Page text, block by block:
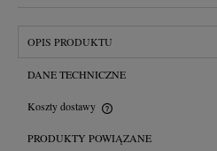
OPIS PRODUKTU
DANE TECHNICZNE
Koszty dostawy
Cena nie zawiera ewentualnych
PRODUKTY POWIĄZANE